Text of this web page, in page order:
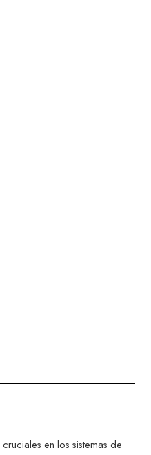
en los sistemas de